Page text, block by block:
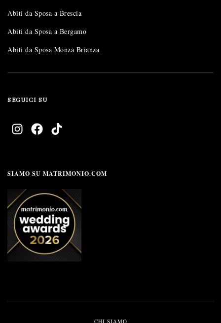
Abiti da Sposa a Brescia
Abiti da Sposa a Bergamo
Abiti da Sposa Monza Brianza
SEGUICI SU
SIAMO SU MATRIMONIO.COM
CHI SIAMO